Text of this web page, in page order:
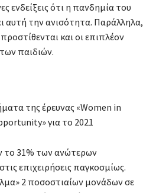
ενδείξεις ότι η πανδημία του
αυτή την ανισότητα. Παράλληλα,
και οι επιπλέον
παιδιών.
της έρευνας «Women in
για το 2021
το 31% των ανώτερων
επιχειρήσεις παγκοσμίως.
2 ποσοστιαίων μονάδων σε